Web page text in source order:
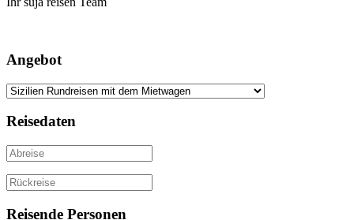
Angebot
Reisedaten
Reisende Personen